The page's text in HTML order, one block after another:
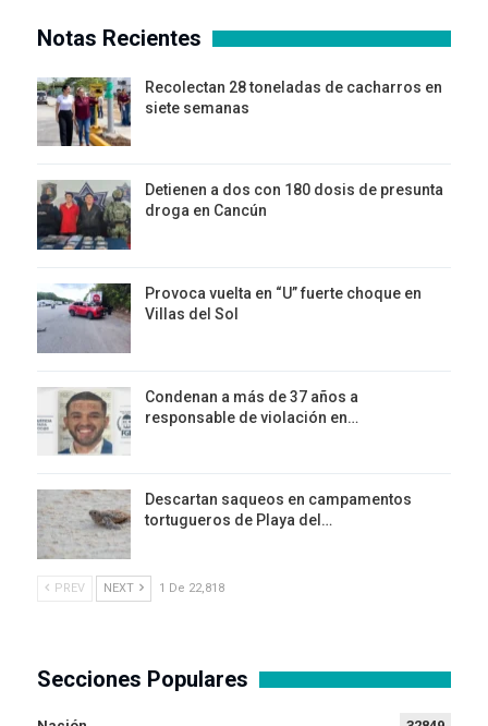
Notas Recientes
Recolectan 28 toneladas de cacharros en
siete semanas
Detienen a dos con 180 dosis de presunta
droga en Cancún
Provoca vuelta en “U” fuerte choque en
Villas del Sol
Condenan a más de 37 años a
responsable de violación en…
Descartan saqueos en campamentos
tortugueros de Playa del…
PREV NEXT 1 De 22,818
Secciones Populares